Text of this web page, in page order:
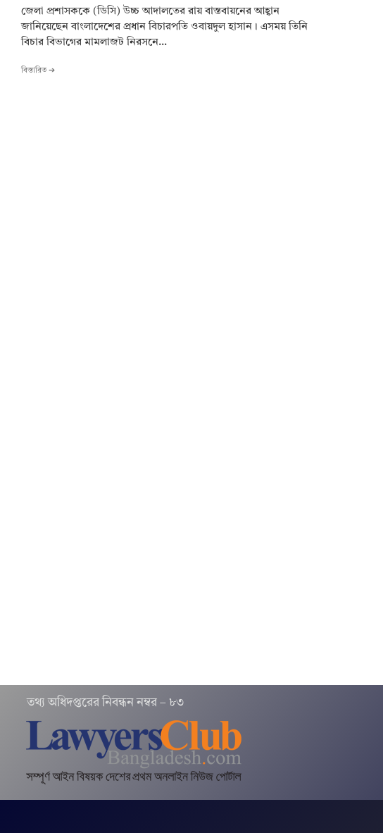
জেলা প্রশাসককে (ডিসি) উচ্চ আদালতের রায় বাস্তবায়নের আহ্বান
জানিয়েছেন বাংলাদেশের প্রধান বিচারপতি ওবায়দুল হাসান। এসময় তিনি
বিচার বিভাগের মামলাজট নিরসনে...
বিস্তারিত ➔
তথ‌্য অ‌ধিদপ্ত‌রের নিবন্ধন নম্বর – ৮৩